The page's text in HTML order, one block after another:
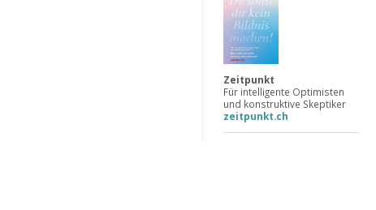
Zeitpunkt
Für intelligente Optimisten
und konstruktive Skeptiker
zeitpunkt.ch